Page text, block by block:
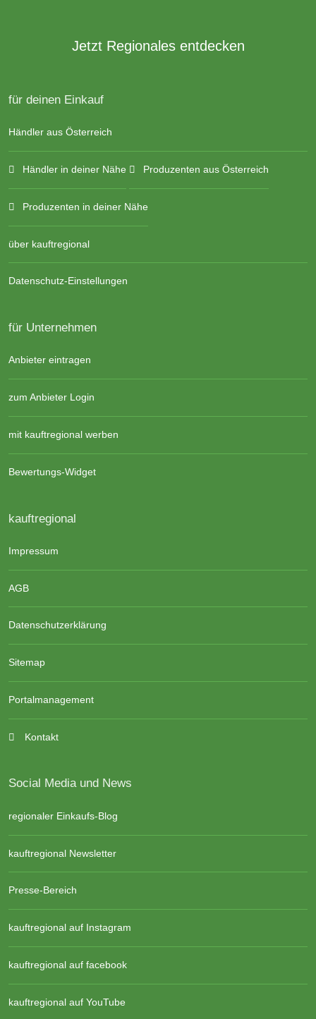
Jetzt Regionales entdecken
für deinen Einkauf
Händler aus Österreich
Händler in deiner Nähe Produzenten aus Österreich
Produzenten in deiner Nähe
über kauftregional
Datenschutz-Einstellungen
für Unternehmen
Anbieter eintragen
zum Anbieter Login
mit kauftregional werben
Bewertungs-Widget
kauftregional
Impressum
AGB
Datenschutzerklärung
Sitemap
Portalmanagement
Kontakt
Social Media und News
regionaler Einkaufs-Blog
kauftregional Newsletter
Presse-Bereich
kauftregional auf Instagram
kauftregional auf facebook
kauftregional auf YouTube